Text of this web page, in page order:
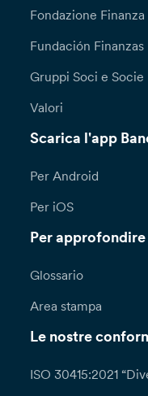
Fondazione Finanza
Fundación Finanzas
Gruppi Soci e Socie
Valori
Scarica l'app
Per Android
Per iOS
Per approfondire
Glossario
Area stampa
Le nostre
ISO 30415:2021